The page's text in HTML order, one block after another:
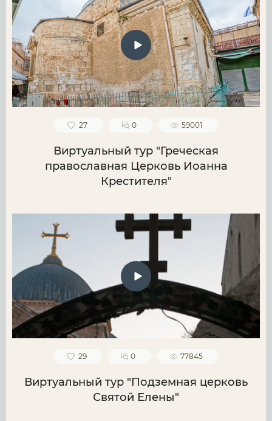
27 0 59001
Виртуальный тур "Греческая
православная Церковь Иоанна
Крестителя"
29 0 77845
Виртуальный тур "Подземная церковь
Святой Елены"